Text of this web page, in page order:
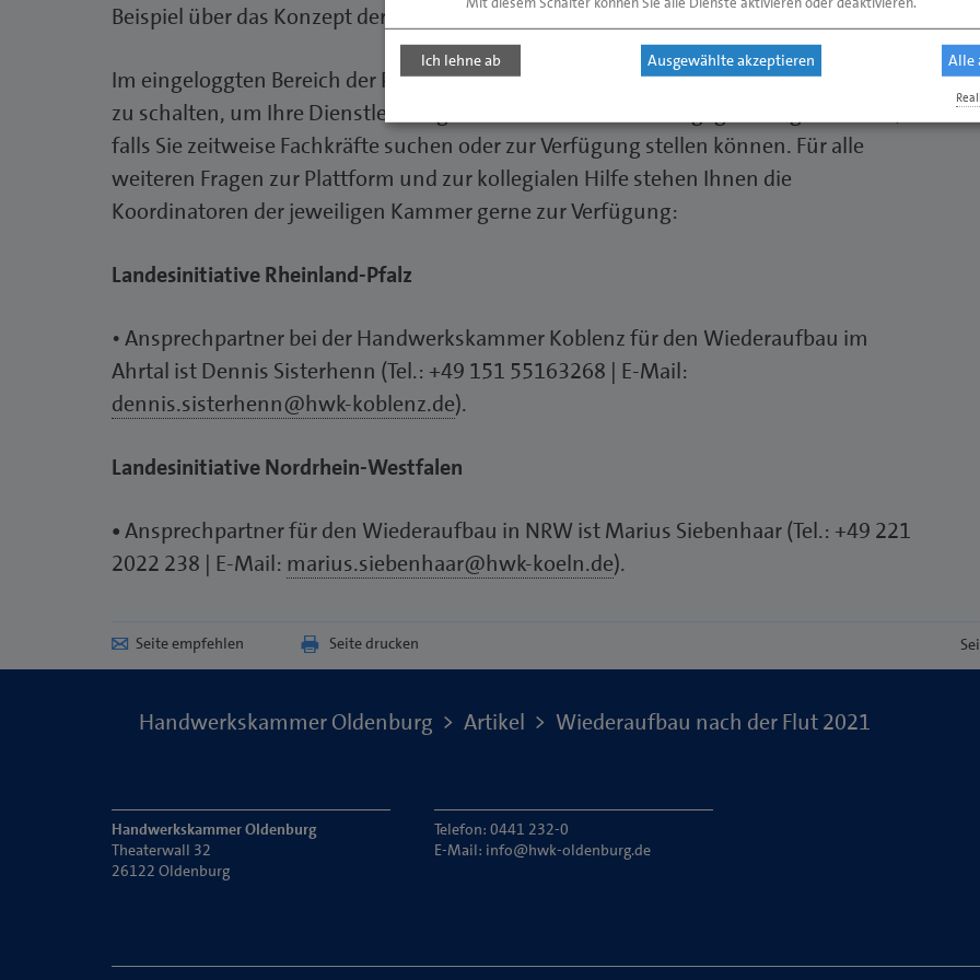
Beispiel über das Konzept der gelegentlichen Arbeitnehmerüberlassung.
Im eingeloggten Bereich der Plattform haben Unternehmen die Möglichkeit, Anzeigen
zu schalten, um Ihre Dienstleistung anzubieten oder um sich gegenseitig zu finden,
falls Sie zeitweise Fachkräfte suchen oder zur Verfügung stellen können. Für alle
weiteren Fragen zur Plattform und zur kollegialen Hilfe stehen Ihnen die
Koordinatoren der jeweiligen Kammer gerne zur Verfügung:
Landesinitiative Rheinland-Pfalz
• Ansprechpartner bei der Handwerkskammer Koblenz für den Wiederaufbau im
Ahrtal ist Dennis Sisterhenn (Tel.: +49 151 55163268 | E-Mail:
dennis.sisterhenn@hwk-koblenz.de).
Landesinitiative Nordrhein-Westfalen
•Ansprechpartner für den Wiederaufbau in NRW ist Marius Siebenhaar (Tel.: +49 221
2022 238 | E-Mail: marius.siebenhaar@hwk-koeln.de).
Seite empfehlen Seite drucken
Handwerkskammer Oldenburg Artikel Wiederaufbau nach der Flut 2021
Handwerkskammer Oldenburg
Theaterwall 32
26122 Oldenburg
Telefon: 0441 232-0
E-Mail: info@hwk-oldenburg.de
Ich lehne ab Ausgewählte akzeptieren Alle